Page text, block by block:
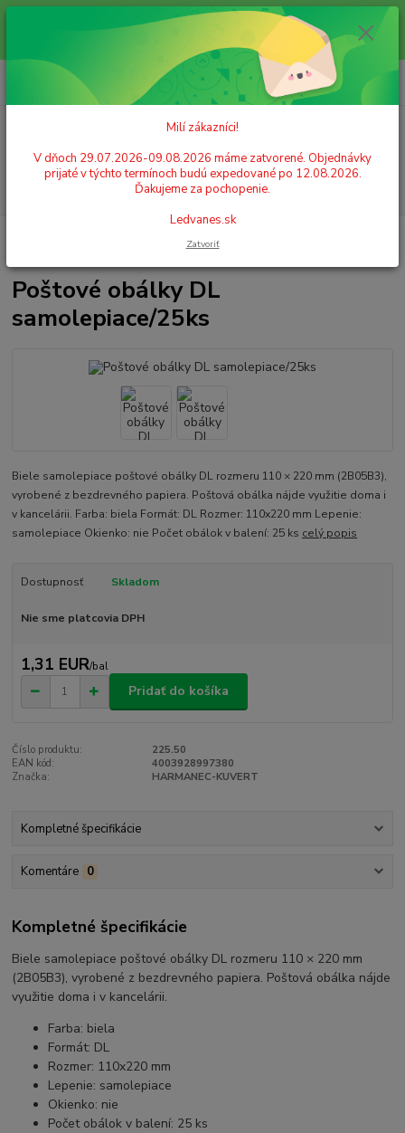
Milí zákazníci! V dňoch 29.07.2026-09.08.2026 máme zatvorené.
Objednávky prijaté v týchto termínoch budú expedované po 12.08.2026.
Ďakujeme za pochopenie. Ledvanes.sk
+421 908 755 958
Po. - Pia. od 9:00 hod. - 16:00 hod.
za0,00 EUR
Poštové obálky DL
samolepiace/25ks
Biele samolepiace poštové obálky DL rozmeru 110 × 220 mm (2B05B3),
vyrobené z bezdrevného papiera. Poštová obálka nájde využitie doma i
v kancelárii. Farba: biela Formát: DL Rozmer: 110x220 mm Lepenie:
samolepiace Okienko: nie Počet obálok v balení: 25 ks celý popis
Dostupnosť Skladom
Nie sme platcovia DPH
1,31 EUR/bal
Pridať do košíka
Číslo produktu:
225.50
EAN kód:
4003928997380
Značka:
HARMANEC-KUVERT
Kompletné špecifikácie
Komentáre 0
Kompletné špecifikácie
Biele samolepiace poštové obálky DL rozmeru 110 × 220 mm
(2B05B3), vyrobené z bezdrevného papiera. Poštová obálka nájde
využitie doma i v kancelárii.
Farba: biela
Formát: DL
Rozmer: 110x220 mm
Lepenie: samolepiace
Okienko: nie
Počet obálok v balení: 25 ks
Milí zákazníci!
V dňoch 29.07.2026-09.08.2026 máme zatvorené. Objednávky
prijaté v týchto termínoch budú expedované po 12.08.2026.
Ďakujeme za pochopenie.
Ledvanes.sk
Zatvoriť